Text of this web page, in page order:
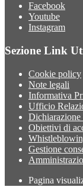
Facebook
Youtube
Instagram
Sezione Link
Cookie policy
Note legali
Informativa
Ufficio
Dichiarazione
Obiettivi di
Gestione
Pagina